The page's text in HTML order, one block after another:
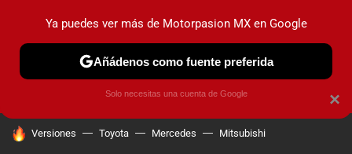
PRUEBAS INDUSTRIA HOY NO CIRCULA
HOY SE HABLA DE
Versiones Toyota Mercedes Mitsubishi
×
Ya puedes ver más de Motorpasion MX en Google
Añádenos como fuente preferida
Solo necesitas una cuenta de Google